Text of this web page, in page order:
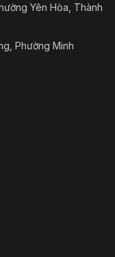
Yên Hòa, Thành
Phường Minh